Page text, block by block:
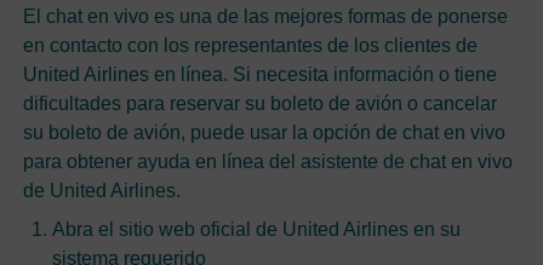
El chat en vivo es una de las mejores formas de ponerse
en contacto con los representantes de los clientes de
United Airlines en línea. Si necesita información o tiene
dificultades para reservar su boleto de avión o cancelar
su boleto de avión, puede usar la opción de chat en vivo
para obtener ayuda en línea del asistente de chat en vivo
de United Airlines.
Abra el sitio web oficial de United Airlines en su
sistema requerido